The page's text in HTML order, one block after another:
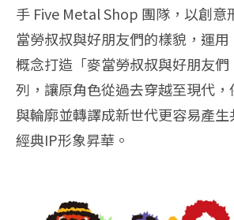
手 Five Metal Shop 團隊，以創意
當勞叔叔與好朋友們的樣貌，運用
概念打造「麥當勞叔叔與好朋友
列，讓原角色從過去穿越至現代，
與輪廓並轉譯成新世代更容易產生
經典IP形象昇華。